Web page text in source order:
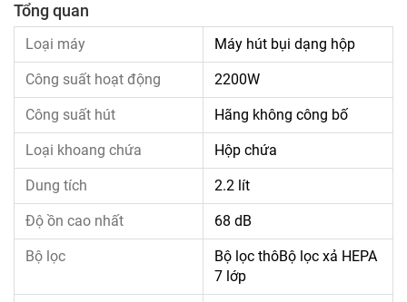
Tổng quan
Loại máy Máy hút bụi dạng hộp
Công suất hoạt động 2200W
Công suất hút Hãng không công bố
Loại khoang chứa Hộp chứa
Dung tích 2.2 lít
Độ ồn cao nhất 68 dB
Bộ lọc
Bộ lọc thôBộ lọc xả HEPA
7 lớp